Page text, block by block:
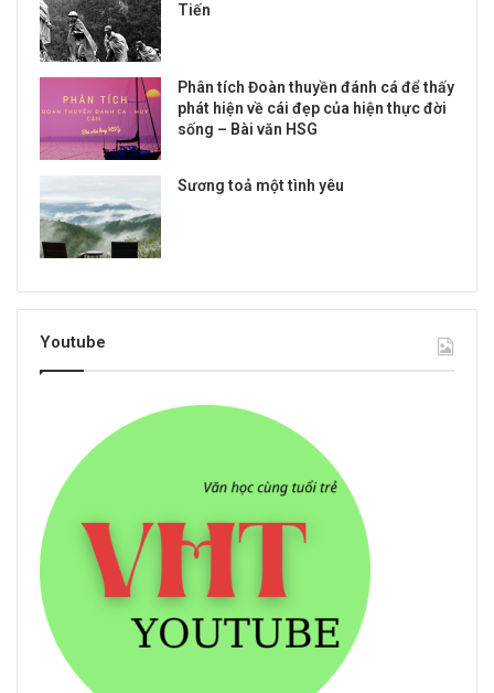
Tiến
Phân tích Đoàn thuyền đánh cá để thấy
phát hiện về cái đẹp của hiện thực đời
sống – Bài văn HSG
Sương toả một tình yêu
Youtube